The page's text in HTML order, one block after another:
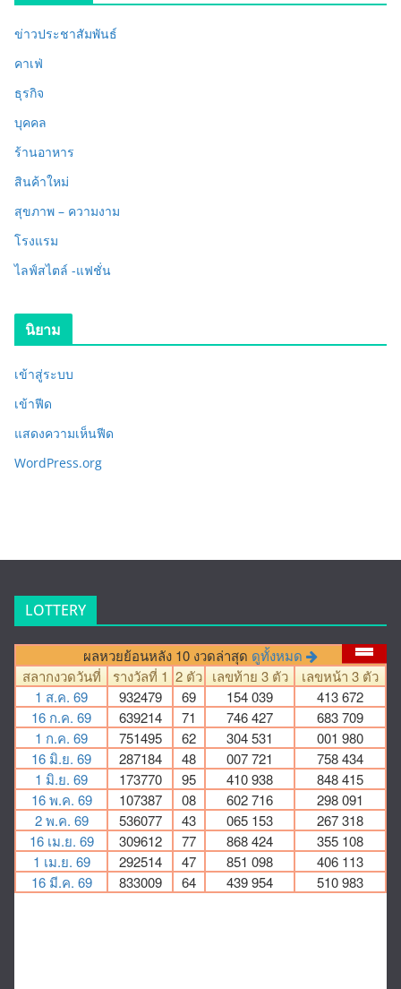
ข่าวประชาสัมพันธ์
คาเฟ่
ธุรกิจ
บุคคล
ร้านอาหาร
สินค้าใหม่
สุขภาพ – ความงาม
โรงแรม
ไลฟ์สไตล์ -แฟชั่น
นิยาม
เข้าสู่ระบบ
เข้าฟีด
แสดงความเห็นฟีด
WordPress.org
LOTTERY